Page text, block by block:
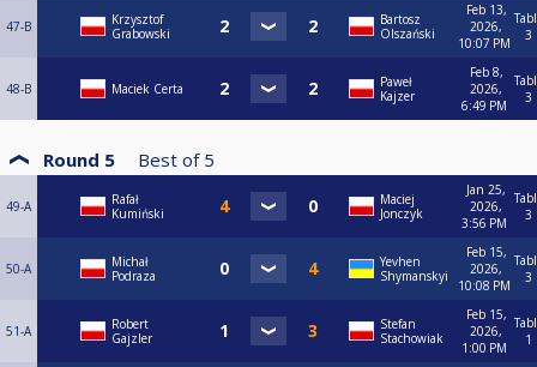
47-B
Krzysztof
Grabowski
Bartosz
Olszański
Feb 13,
2026,
10:07 PM
3
48-B Maciek Certa
Paweł
Kajzer
Feb 8,
2026,
6:49 PM
3
Round 5 Best of 5
49-A
Rafał
Kumiński
Maciej
Jonczyk
Jan 25,
2026,
3:56 PM
3
50-A
Michał
Podraza
Yevhen
Shymanskyi
Feb 15,
2026,
10:08 PM
3
51-A
Robert
Gajzler
Stefan
Stachowiak
Feb 15,
2026,
1:00 PM
1